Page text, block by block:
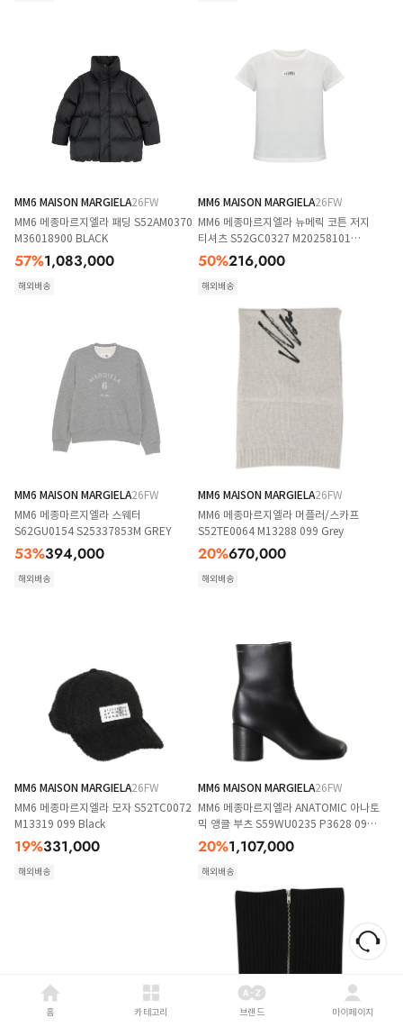
MM6 MAISON MARGIELA26FW
MM6 메종마르지엘라 패딩 S52AM0370
M36018900 BLACK
57%1,083,000
해외배송
MM6 MAISON MARGIELA26FW
MM6 메종마르지엘라 뉴메릭 코튼 저지
티셔츠 S52GC0327 M20258101
WHITE
50%216,000
해외배송
MM6 MAISON MARGIELA26FW
MM6 메종마르지엘라 스웨터
S62GU0154 S25337853M GREY
53%394,000
해외배송
MM6 MAISON MARGIELA26FW
MM6 메종마르지엘라 머플러/스카프
S52TE0064 M13288 099 Grey
20%670,000
해외배송
MM6 MAISON MARGIELA26FW
MM6 메종마르지엘라 모자 S52TC0072
M13319 099 Black
19%331,000
해외배송
MM6 MAISON MARGIELA26FW
MM6 메종마르지엘라 ANATOMIC 아나토
믹 앵클 부츠 S59WU0235 P3628 099
Black
20%1,107,000
해외배송
홈 카테고리 브랜드 마이페이지